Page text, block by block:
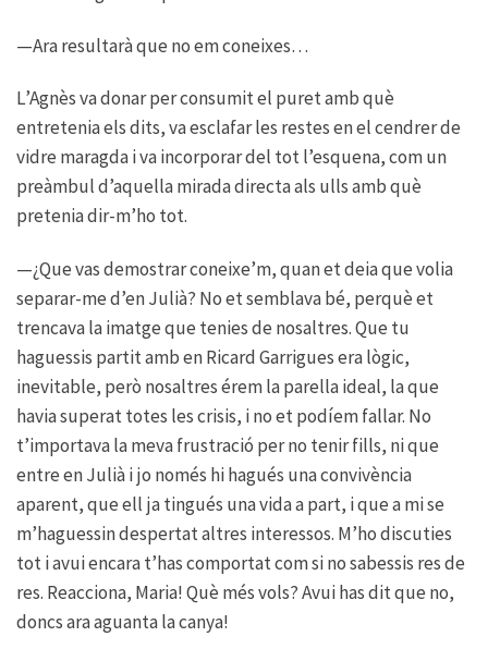
—Ara resultarà que no em coneixes…
L’Agnès va donar per consumit el puret amb què
entretenia els dits, va esclafar les restes en el cendrer de
vidre maragda i va incorporar del tot l’esquena, com un
preàmbul d’aquella mirada directa als ulls amb què
pretenia dir-m’ho tot.
—¿Que vas demostrar coneixe’m, quan et deia que volia
separar-me d’en Julià? No et semblava bé, perquè et
trencava la imatge que tenies de nosaltres. Que tu
haguessis partit amb en Ricard Garrigues era lògic,
inevitable, però nosaltres érem la parella ideal, la que
havia superat totes les crisis, i no et podíem fallar. No
t’importava la meva frustració per no tenir fills, ni que
entre en Julià i jo només hi hagués una convivència
aparent, que ell ja tingués una vida a part, i que a mi se
m’haguessin despertat altres interessos. M’ho discuties
tot i avui encara t’has comportat com si no sabessis res de
res. Reacciona, Maria! Què més vols? Avui has dit que no,
doncs ara aguanta la canya!